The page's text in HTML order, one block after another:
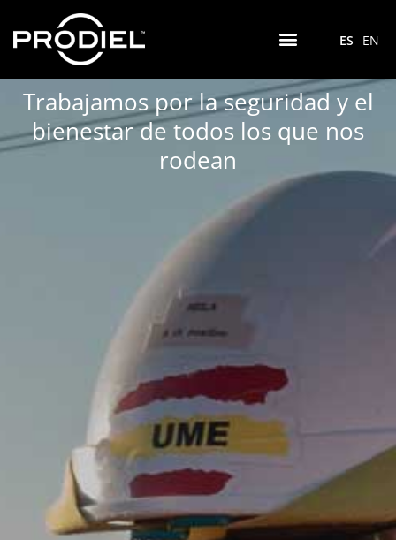
ES EN
Trabajamos por la seguridad y el
bienestar de todos los que nos
rodean